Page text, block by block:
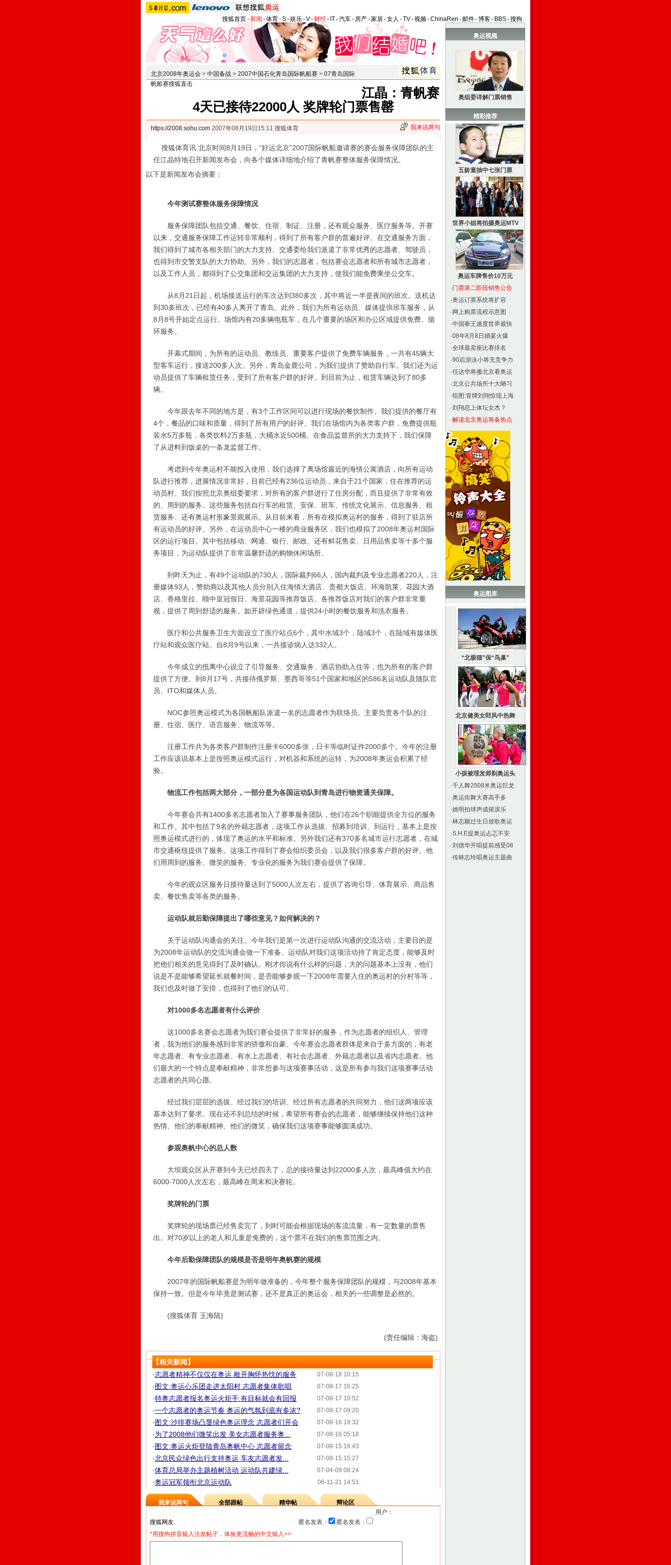
搜狐首页-新闻 -体育-S-娱乐-V- 财经- IT-汽车- 房产-家居-女人 -TV-视频-ChinaRen -邮件-博客- BBS-搜狗
北京2008年奥运会 > 中国备战 > 2007中国石化青岛国际帆船赛 > 07青岛国际
帆船赛搜狐直击
江晶：青帆赛
4天已接待22000人 奖牌轮门票售罄
https://2008.sohu.com 2007年08月19日15:11 搜狐体育 我来说两句
搜狐体育讯 北京时间8月19日，“好运北京”2007国际帆船邀请赛的赛会服务保障团队的主
任江晶特地召开新闻发布会，向各个媒体详细地介绍了青帆赛整体服务保障情况。
以下是新闻发布会摘要：
今年测试赛整体服务保障情况
服务保障团队包括交通、餐饮、住宿、制证、注册，还有观众服务、医疗服务等。开赛
以来，交通服务保障工作运转非常顺利，得到了所有客户群的普遍好评。在交通服务方面，
我们得到了城市各相关部门的大力支持。交通委给我们派遣了非常优秀的志愿者、驾驶员，
也得到市交警支队的大力协助。另外，我们的志愿者，包括赛会志愿者和所有城市志愿者，
以及工作人员，都得到了公交集团和交运集团的大力支持，使我们能免费乘坐公交车。
从8月21日起，机场接送运行的车次达到380多次，其中将近一半是夜间的班次。送机达
到30多班次，已经有40多人离开了青岛。此外，我们为所有运动员、媒体提供班车服务，从
8月8号开始定点运行。场馆内有20多辆电瓶车，在几个重要的场区和办公区域提供免费、循
环服务。
开幕式期间，为所有的运动员、教练员、重要客户提供了免费车辆服务，一共有45辆大
型客车运行，接送200多人次。另外，青岛金鹿公司，为我们提供了赞助自行车。我们还为运
动员提供了车辆租赁任务，受到了所有客户群的好评。到目前为止，租赁车辆达到了80多
辆。
今年跟去年不同的地方是，有3个工作区间可以进行现场的餐饮制作。我们提供的餐厅有
4个，餐品的口味和质量，得到了所有用户的好评。我们在场馆内为各类客户群，免费提供瓶
装水5万多瓶，各类饮料2万多瓶，大桶水近500桶。在食品监督所的大力支持下，我们保障
了从进料到饭桌的一条龙监督工作。
考虑到今年奥运村不能投入使用，我们选择了离场馆最近的海情公寓酒店，向所有运动
队进行推荐，进展情况非常好，目前已经有236位运动员，来自于21个国家，住在推荐的运
动员村。我们按照北京奥组委要求，对所有的客户群进行了住房分配，而且提供了非常有效
的、周到的服务。这些服务包括自行车的租赁、安保、班车、传统文化展示、信息服务、租
赁服务、还有奥运村形象景观展示。从目前来看，所有在模拟奥运村的服务，得到了驻店所
有运动员的好评。另外，在运动员中心一楼的商业服务区，我们也模拟了2008年奥运村国际
区的运行项目。其中包括移动、网通、银行、邮政、还有鲜花售卖、日用品售卖等十多个服
务项目，为运动队提供了非常温馨舒适的购物休闲场所。
到昨天为止，有49个运动队的730人，国际裁判66人，国内裁判及专业志愿者220人，注
册媒体93人，赞助商以及其他人员分别入住海情大酒店、贵都大饭店、环海凯莱、花园大酒
店、香格里拉、颐中皇冠假日、海景花园等推荐饭店。各推荐饭店对我们的客户群非常重
视，提供了周到舒适的服务。如开辟绿色通道，提供24小时的餐饮服务和洗衣服务。
医疗和公共服务卫生方面设立了医疗站点6个，其中水域3个，陆域3个，在陆域有媒体医
疗站和观众医疗站。自8月9号以来，一共接诊病人达332人。
今年成立的抵离中心设立了引导服务、交通服务、酒店协助入住等，也为所有的客户群
提供了方便。到8月17号，共接待俄罗斯、墨西哥等51个国家和地区的586名运动队及随队官
员、ITO和媒体人员。
NOC参照奥运模式为各国帆船队派遣一名的志愿者作为联络员。主要负责各个队的注
册、住宿、医疗、语言服务、物流等等。
注册工作共为各类客户群制作注册卡6000多张，日卡等临时证件2000多个。今年的注册
工作应该说基本上是按照奥运模式运行，对机器和系统的运转，为2008年奥运会积累了经
验。
物流工作包括两大部分，一部分是为各国运动队到青岛进行物资通关保障。
今年赛会共有1400多名志愿者加入了赛事服务团队，他们在26个职能提供全方位的服务
和工作。其中包括了9名的外籍志愿者，这项工作从选拔、招募到培训、到运行，基本上是按
照奥运模式进行的，体现了奥运的水平和标准。另外我们还有370多名城市运行志愿者，在城
市交通枢纽提供了服务。这项工作得到了赛会组织委员会，以及我们很多客户群的好评。他
们用周到的服务、微笑的服务、专业化的服务为我们赛会提供了保障。
今年的观众区服务日接待量达到了5000人次左右，提供了咨询引导、体育展示、商品售
卖、餐饮售卖等各类的服务。
运动队就后勤保障提出了哪些意见？如何解决的？
关于运动队沟通会的关注。今年我们是第一次进行运动队沟通的交流活动，主要目的是
为2008年运动队的交流沟通会做一下准备。运动队对我们这项活动持了肯定态度，能够及时
把他们相关的意见得到了及时确认。刚才你说有什么样的问题，大的问题基本上没有，他们
说是不是能够希望延长就餐时间，是否能够参观一下2008年需要入住的奥运村的分村等等，
我们也及时做了安排，也得到了他们的认可。
对1000多名志愿者有什么评价
这1000多名赛会志愿者为我们赛会提供了非常好的服务，作为志愿者的组织人、管理
者，我为他们的服务感到非常的骄傲和自豪。今年赛会志愿者群体是来自于多方面的，有老
年志愿者、有专业志愿者、有水上志愿者、有社会志愿者、外籍志愿者以及省内志愿者。他
们最大的一个特点是奉献精神，非常想参与这项赛事活动，这是所有参与我们这项赛事活动
志愿者的共同心愿。
经过我们层层的选拔、经过我们的培训、经过所有志愿者的共同努力，他们这两项应该
基本达到了要求。现在还不到总结的时候，希望所有赛会的志愿者，能够继续保持他们这种
热情、他们的奉献精神、他们的微笑，确保我们这项赛事能够圆满成功。
参观奥帆中心的总人数
大坝观众区从开赛到今天已经四天了，总的接待量达到22000多人次，最高峰值大约在
6000-7000人次左右，最高峰在周末和决赛轮。
奖牌轮的门票
奖牌轮的现场票已经售卖完了，到时可能会根据现场的客流流量，有一定数量的票售
出。对70岁以上的老人和儿童是免费的，这个票不在我们的售票范围之内。
今年后勤保障团队的规模是否是明年奥帆赛的规模
2007年的国际帆船赛是为明年做准备的，今年整个服务保障团队的规模，与2008年基本
保持一致。但是今年毕竟是测试赛，还不是真正的奥运会，相关的一些调整是必然的。
(搜狐体育 王海陆)
(责任编辑：海盗)
【相关新闻】
07-08-18 10:15
·志愿者精神不仅仅在奥运 敞开胸怀热忱的服务
07-08-17 16:25
·图文:奥运心乐团走进太阳村 志愿者集体歌唱
07-08-17 10:52
·特奥志愿者报名奥运火炬手:有目标就会有回报
07-08-17 09:20
·一个志愿者的奥运节奏 奥运的气氛到底有多浓?
07-08-16 18:32
·图文:沙排赛场凸显绿色奥运理念 志愿者们开会
07-08-16 05:18
·为了2008他们微笑出发 美女志愿者服务奥...
07-08-15 16:43
·图文:奥运火炬登陆青岛奥帆中心 志愿者留念
07-08-15 15:27
·北京民众绿色出行支持奥运 车友志愿者发...
07-04-09 08:24
·体育总局举办主题植树活动 运动队共建绿...
06-11-21 14:51
·奥运冠军领衔北京运动队
我来说两句 全部跟帖 精华帖
辩论区
用户：
匿名发表：
匿名发表：
*用搜狗拼音输入法发帖子，体验更流畅的中文输入>>
奥运视频
奥组委详解门票销售
精彩推荐
五龄童抽中七张门票
世界小姐将拍摄奥运MTV
奥运车牌售价10万元
·门票第二阶段销售公告
·奥运订票系统将扩容
· 网上购票流程示意图
·中国拳王速度世界最快
·08年8月8日婚宴火爆
·全球最卖座比赛排名
·90后游泳小将无竞争力
·任达华将搬北京看奥运
·北京公共场所十大陋习
·组图:冒牌刘翔惊现上海
·刘翔恋上体坛女杰？
·解读北京奥运筹备热点
奥运图库
“北极猫”保“鸟巢”
北京健美女郎风中热舞
小孩被理发师剃奥运头
·千人舞2008米奥运巨龙
·奥运街舞大赛高手多
·姚明拍球声成摇滚乐
·林志颖过生日放歌奥运
·S.H.E提奥运忐忑不安
·刘德华开唱提前感受08
·传林志玲唱奥运主题曲